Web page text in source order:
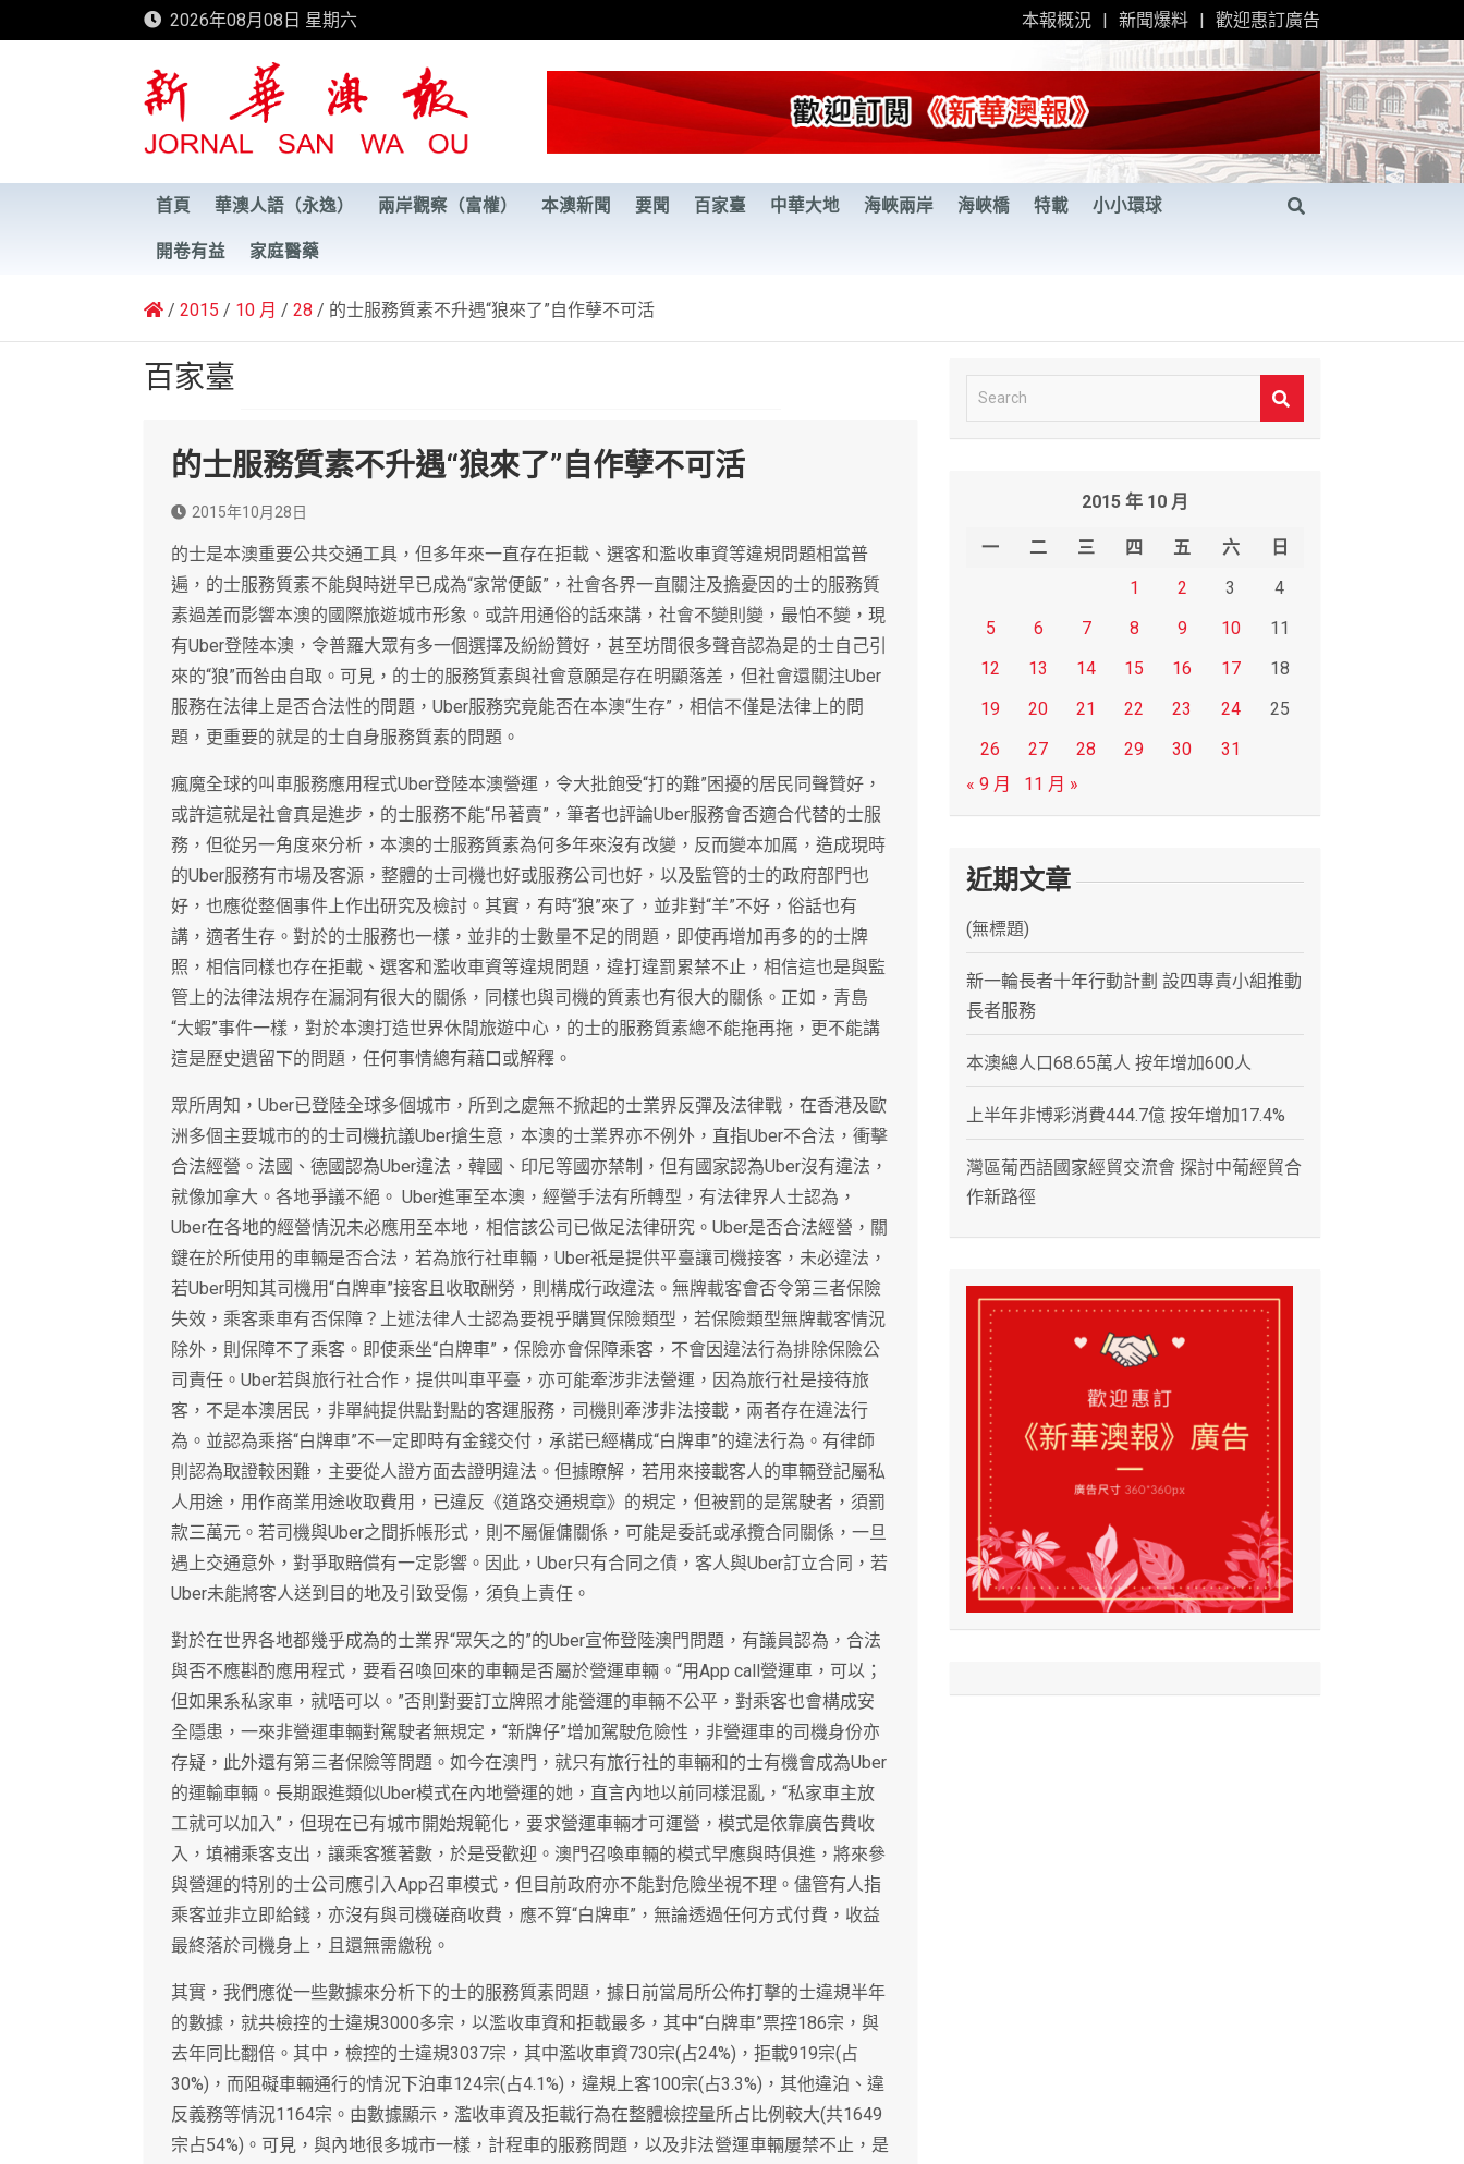
to
2026年08月08日 星期六 本報概況 新聞爆料 歡迎惠訂廣告
新華澳報
首頁 華澳人語（永逸） 兩岸觀察（富權） 本澳新聞 要聞 百家臺 中華大地 海峽兩岸 海峽橋 特載 小小環球
開卷有益 家庭醫藥
2015 10 月 28 的士服務質素不升遇“狼來了”自作孽不可活
百家臺
的士服務質素不升遇“狼來了”自作孽不可活
2015年10月28日
的士是本澳重要公共交通工具，但多年來一直存在拒載、選客和濫收車資等違規問題相當普
遍，的士服務質素不能與時迸早已成為“家常便飯”，社會各界一直關注及擔憂因的士的服務質
素過差而影響本澳的國際旅遊城市形象。或許用通俗的話來講，社會不變則變，最怕不變，現
有Uber登陸本澳，令普羅大眾有多一個選擇及紛紛贊好，甚至坊間很多聲音認為是的士自己引
來的“狼”而咎由自取。可見，的士的服務質素與社會意願是存在明顯落差，但社會還關注Uber
服務在法律上是否合法性的問題，Uber服務究竟能否在本澳“生存”，相信不僅是法律上的問
題，更重要的就是的士自身服務質素的問題。
瘋魔全球的叫車服務應用程式Uber登陸本澳營運，令大批飽受“打的難”困擾的居民同聲贊好，
或許這就是社會真是進步，的士服務不能“吊著賣”，筆者也評論Uber服務會否適合代替的士服
務，但從另一角度來分析，本澳的士服務質素為何多年來沒有改變，反而變本加厲，造成現時
的Uber服務有市場及客源，整體的士司機也好或服務公司也好，以及監管的士的政府部門也
好，也應從整個事件上作出研究及檢討。其實，有時“狼”來了，並非對“羊”不好，俗話也有
講，適者生存。對於的士服務也一樣，並非的士數量不足的問題，即使再增加再多的的士牌
照，相信同樣也存在拒載、選客和濫收車資等違規問題，違打違罰累禁不止，相信這也是與監
管上的法律法規存在漏洞有很大的關係，同樣也與司機的質素也有很大的關係。正如，青島
“大蝦”事件一樣，對於本澳打造世界休閒旅遊中心，的士的服務質素總不能拖再拖，更不能講
這是歷史遺留下的問題，任何事情總有藉口或解釋。
眾所周知，Uber已登陸全球多個城市，所到之處無不掀起的士業界反彈及法律戰，在香港及歐
洲多個主要城市的的士司機抗議Uber搶生意，本澳的士業界亦不例外，直指Uber不合法，衝擊
合法經營。法國、德國認為Uber違法，韓國、印尼等國亦禁制，但有國家認為Uber沒有違法，
就像加拿大。各地爭議不絕。 Uber進軍至本澳，經營手法有所轉型，有法律界人士認為，
Uber在各地的經營情況未必應用至本地，相信該公司已做足法律研究。Uber是否合法經營，關
鍵在於所使用的車輛是否合法，若為旅行社車輛，Uber祇是提供平臺讓司機接客，未必違法，
若Uber明知其司機用“白牌車”接客且收取酬勞，則構成行政違法。無牌載客會否令第三者保險
失效，乘客乘車有否保障？上述法律人士認為要視乎購買保險類型，若保險類型無牌載客情況
除外，則保障不了乘客。即使乘坐“白牌車”，保險亦會保障乘客，不會因違法行為排除保險公
司責任。Uber若與旅行社合作，提供叫車平臺，亦可能牽涉非法營運，因為旅行社是接待旅
客，不是本澳居民，非單純提供點對點的客運服務，司機則牽涉非法接載，兩者存在違法行
為。並認為乘搭“白牌車”不一定即時有金錢交付，承諾已經構成“白牌車”的違法行為。有律師
則認為取證較困難，主要從人證方面去證明違法。但據瞭解，若用來接載客人的車輛登記屬私
人用途，用作商業用途收取費用，已違反《道路交通規章》的規定，但被罰的是駕駛者，須罰
款三萬元。若司機與Uber之間拆帳形式，則不屬僱傭關係，可能是委託或承攬合同關係，一旦
遇上交通意外，對爭取賠償有一定影響。因此，Uber只有合同之債，客人與Uber訂立合同，若
Uber未能將客人送到目的地及引致受傷，須負上責任。
對於在世界各地都幾乎成為的士業界“眾矢之的”的Uber宣佈登陸澳門問題，有議員認為，合法
與否不應斟酌應用程式，要看召喚回來的車輛是否屬於營運車輛。“用App call營運車，可以；
但如果系私家車，就唔可以。”否則對要訂立牌照才能營運的車輛不公平，對乘客也會構成安
全隱患，一來非營運車輛對駕駛者無規定，“新牌仔”增加駕駛危險性，非營運車的司機身份亦
存疑，此外還有第三者保險等問題。如今在澳門，就只有旅行社的車輛和的士有機會成為Uber
的運輸車輛。長期跟進類似Uber模式在內地營運的她，直言內地以前同樣混亂，“私家車主放
工就可以加入”，但現在已有城市開始規範化，要求營運車輛才可運營，模式是依靠廣告費收
入，填補乘客支出，讓乘客獲著數，於是受歡迎。澳門召喚車輛的模式早應與時俱進，將來參
與營運的特別的士公司應引入App召車模式，但目前政府亦不能對危險坐視不理。儘管有人指
乘客並非立即給錢，亦沒有與司機磋商收費，應不算“白牌車”，無論透過任何方式付費，收益
最終落於司機身上，且還無需繳稅。
其實，我們應從一些數據來分析下的士的服務質素問題，據日前當局所公佈打擊的士違規半年
的數據，就共檢控的士違規3000多宗，以濫收車資和拒載最多，其中“白牌車”票控186宗，與
去年同比翻倍。其中，檢控的士違規3037宗，其中濫收車資730宗(占24%)，拒載919宗(占
30%)，而阻礙車輛通行的情況下泊車124宗(占4.1%)，違規上客100宗(占3.3%)，其他違泊、違
反義務等情況1164宗。由數據顯示，濫收車資及拒載行為在整體檢控量所占比例較大(共1649
宗占54%)。可見，與內地很多城市一樣，計程車的服務問題，以及非法營運車輛屢禁不止，是
e
2015 年 10 月
一 二 三 四 五 六
日
1
2 3
4
5
6 7 8 9 10
11
12
13 14 15 16 17
18
19
20 21 22 23 24
25
26
27 28 29 30
31
« 9 月
11 月 »
近期文章
(無標題)
新一輪長者十年行動計劃 設四專責小組推動
長者服務
本澳總人口68.65萬人 按年增加600人
上半年非博彩消費444.7億 按年增加17.4%
灣區葡西語國家經貿交流會 探討中葡經貿合
作新路徑